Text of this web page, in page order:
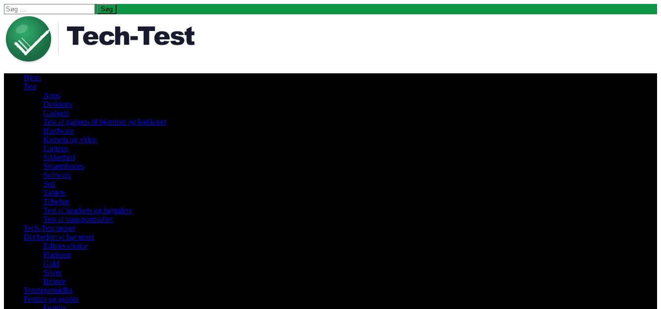
Søg
efter:
Hjem
Test
Apps
Desktops
Gadgets
Test af gadgets til hjemmet og køkkenet
Hardware
Kamera og video
Laptops
Sikkerhed
Smartphones
Software
Spil
Tablets
Tilbehør
Test af headsets og højttalere
Test af transportmidler
Tech-Test mener
Det bedste vi har testet
Editors choice
Platinum
Gold
Silver
Bronze
Transportmidler
Feature og guides